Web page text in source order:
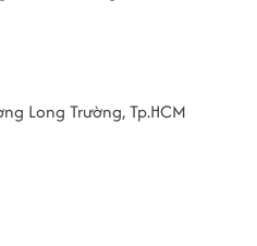
Long Trường, Tp.HCM